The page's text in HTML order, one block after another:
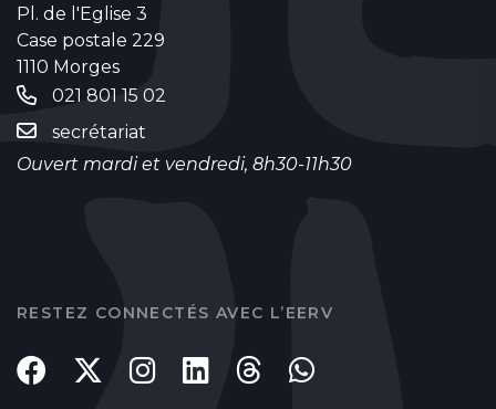
Pl. de l'Eglise 3
Case postale 229
1110 Morges
021 801 15 02
secrétariat
Ouvert mardi et vendredi, 8h30-11h30
RESTEZ CONNECTÉS AVEC L’EERV